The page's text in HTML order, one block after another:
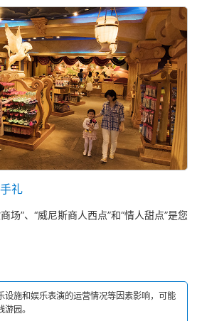
礼
场”、“威尼斯商人西点”和“情人甜点”是您
设施和娱乐表演的运营情况等因素影响，可能
园。